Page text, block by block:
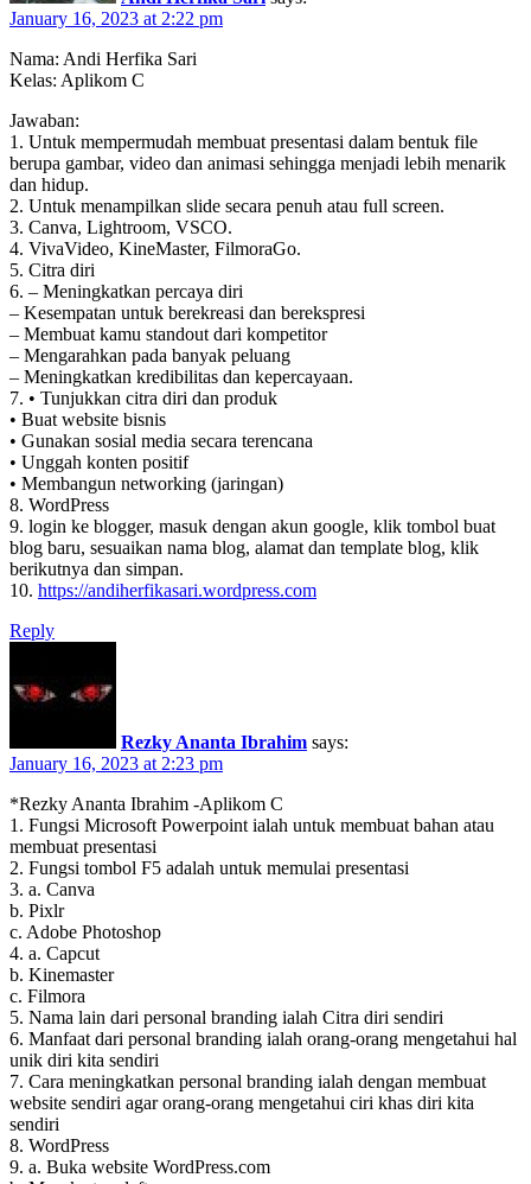
January 16, 2023 at 2:22 pm
Nama: Andi Herfika Sari
Kelas: Aplikom C
Jawaban:
1. Untuk mempermudah membuat presentasi dalam bentuk file
berupa gambar, video dan animasi sehingga menjadi lebih menarik
dan hidup.
2. Untuk menampilkan slide secara penuh atau full screen.
3. Canva, Lightroom, VSCO.
4. VivaVideo, KineMaster, FilmoraGo.
5. Citra diri
6. – Meningkatkan percaya diri
– Kesempatan untuk berekreasi dan berekspresi
– Membuat kamu standout dari kompetitor
– Mengarahkan pada banyak peluang
– Meningkatkan kredibilitas dan kepercayaan.
7. • Tunjukkan citra diri dan produk
• Buat website bisnis
• Gunakan sosial media secara terencana
• Unggah konten positif
• Membangun networking (jaringan)
8. WordPress
9. login ke blogger, masuk dengan akun google, klik tombol buat
blog baru, sesuaikan nama blog, alamat dan template blog, klik
berikutnya dan simpan.
10. https://andiherfikasari.wordpress.com
Reply
Rezky Ananta Ibrahim says:
January 16, 2023 at 2:23 pm
*Rezky Ananta Ibrahim -Aplikom C
1. Fungsi Microsoft Powerpoint ialah untuk membuat bahan atau
membuat presentasi
2. Fungsi tombol F5 adalah untuk memulai presentasi
3. a. Canva
b. Pixlr
c. Adobe Photoshop
4. a. Capcut
b. Kinemaster
c. Filmora
5. Nama lain dari personal branding ialah Citra diri sendiri
6. Manfaat dari personal branding ialah orang-orang mengetahui hal
unik diri kita sendiri
7. Cara meningkatkan personal branding ialah dengan membuat
website sendiri agar orang-orang mengetahui ciri khas diri kita
sendiri
8. WordPress
9. a. Buka website WordPress.com